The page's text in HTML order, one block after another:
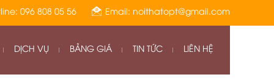
THỜI GIAN QUA
096 808 05 56 Email: noithatopt@gmail.com
DỊCH VỤ BẢNG GIÁ TIN TỨC LIÊN HỆ